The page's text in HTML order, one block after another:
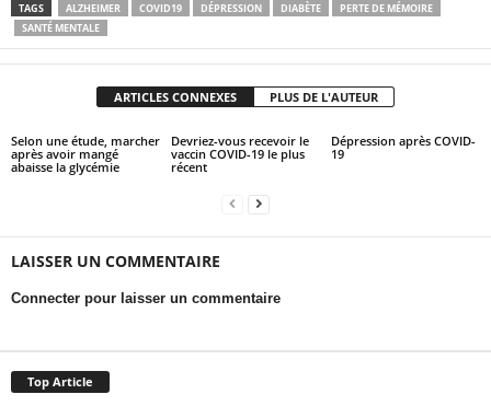
TAGS ALZHEIMER COVID19 DÉPRESSION DIABÈTE
PERTE DE MÉMOIRE
SANTÉ MENTALE
ARTICLES CONNEXES PLUS DE L'AUTEUR
Selon une étude, marcher
après avoir mangé
abaisse la glycémie
Devriez-vous recevoir le
vaccin COVID-19 le plus
récent
Dépression après COVID-
19
LAISSER UN COMMENTAIRE
Connecter pour laisser un commentaire
Top Article